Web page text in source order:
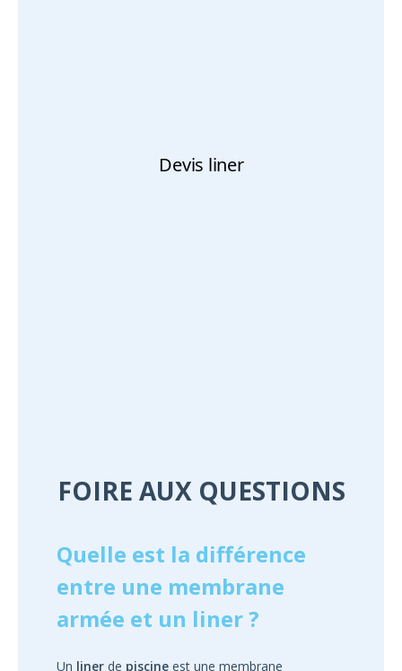
FOIRE AUX QUESTIONS
Quelle est la différence
entre une membrane
armée et un liner ?
Un liner de piscine est une membrane